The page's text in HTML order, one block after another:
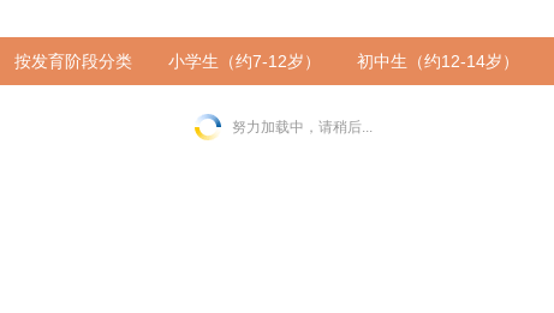
按发育阶段分类 小学生（约7-12岁） 初中生（约12-14岁）
努力加载中，请稍后...